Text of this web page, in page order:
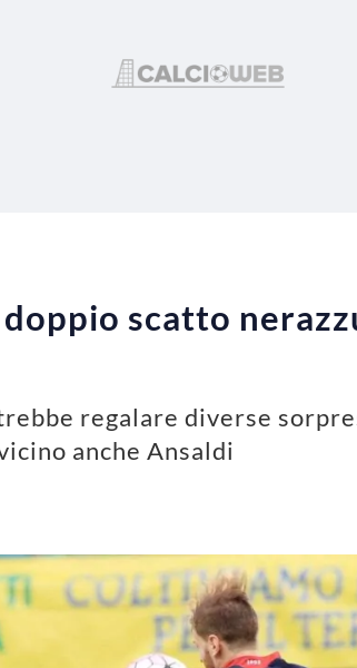
scatto
regalare diverse
anche Ansaldi